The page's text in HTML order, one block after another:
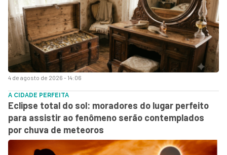
4 de agosto de 2026 - 14:06
A CIDADE PERFEITA
Eclipse total do sol: moradores do lugar perfeito
para assistir ao fenômeno serão contemplados
por chuva de meteoros